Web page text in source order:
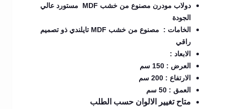
دولاب مودرن مصنوع من خشب MDF مستورد عالي
الجودة
الخامات : مصنوع من خشب MDF تايلندي ذو تصميم
راقي
الابعاد :
العرض : 150 سم
الارتفاع : 200 سم
العمق : 50 سم
متاح تغيير الالوان حسب الطلب